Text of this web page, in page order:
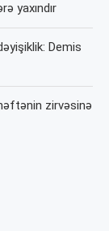
yaxındır
Demis
zirvəsinə